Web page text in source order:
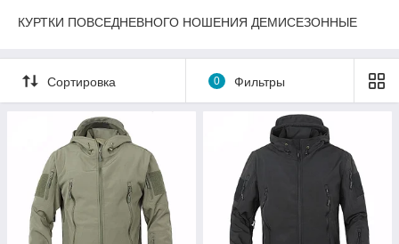
КУРТКИ ПОВСЕДНЕВНОГО НОШЕНИЯ ДЕМИСЕЗОННЫЕ
Сортировка 0 Фильтры